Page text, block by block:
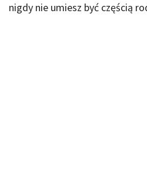
nigdy nie umiesz być częścią